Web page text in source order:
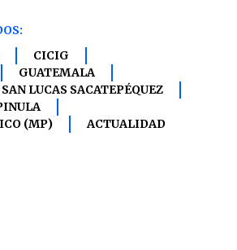
CICIG
GUATEMALA
SAN LUCAS SACATEPÉQUEZ
(MP)
ACTUALIDAD